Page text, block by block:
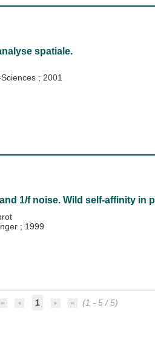
spatiale.
; 2001
1/f noise. Wild self-affinity in
; 1999
1 (1 - 5 / 5)